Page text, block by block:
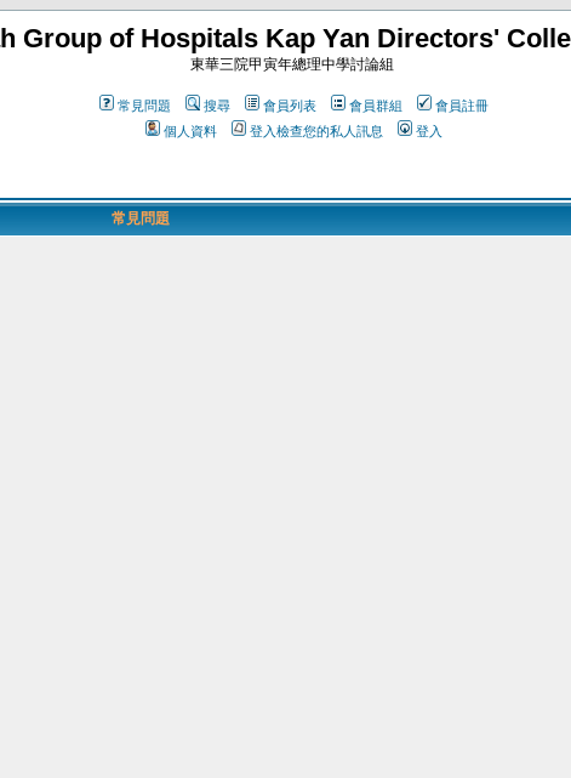
Group of Hospitals Kap Yan Directors'
東華三院甲寅年總理中學討論組
常見問題 搜尋 會員列表 會員群組
會員註冊
個人資料
登入檢查您的私人訊息 登入
常見問題